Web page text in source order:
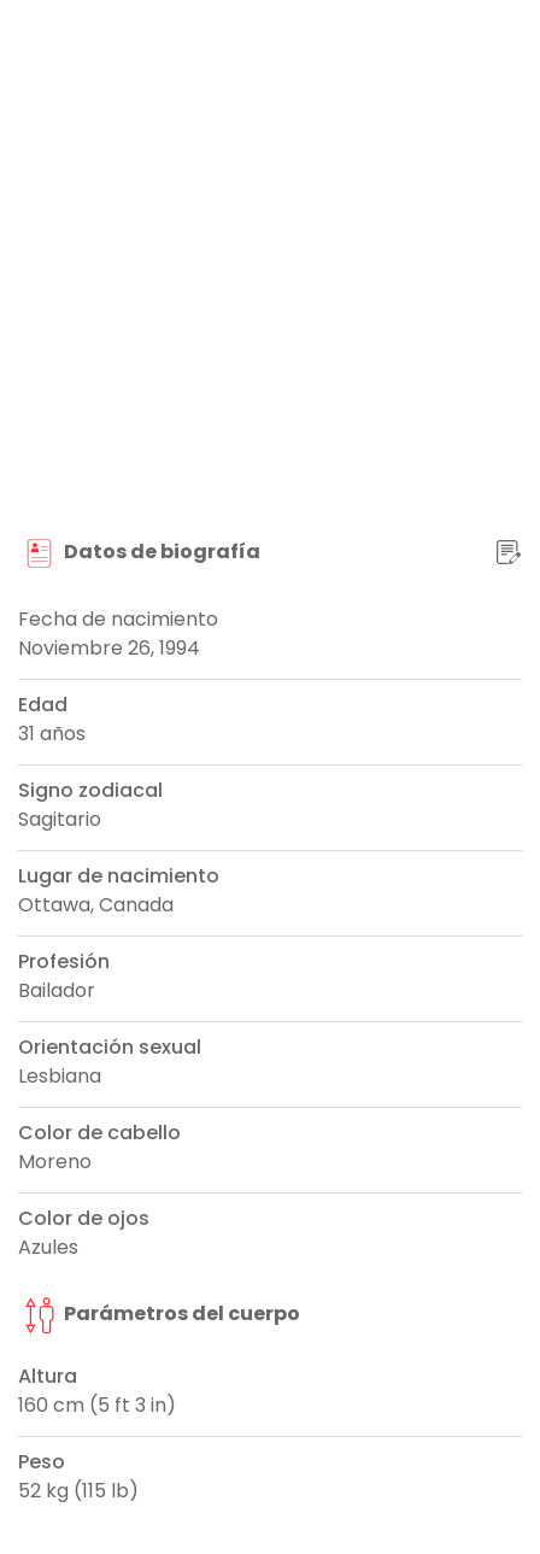
Datos de biografía
Fecha de nacimiento
Noviembre 26, 1994
Edad
31 años
Signo zodiacal
Sagitario
Lugar de nacimiento
Ottawa, Canada
Profesión
Bailador
Orientación sexual
Lesbiana
Color de cabello
Moreno
Color de ojos
Azules
Parámetros del cuerpo
Altura
160 cm (5 ft 3 in)
Peso
52 kg (115 lb)